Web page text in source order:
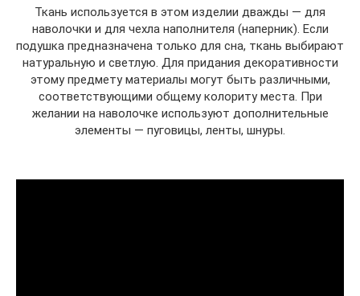
Ткань используется в этом изделии дважды — для
наволочки и для чехла наполнителя (наперник). Если
подушка предназначена только для сна, ткань выбирают
натуральную и светлую. Для придания декоративности
этому предмету материалы могут быть различными,
соответствующими общему колориту места. При
желании на наволочке используют дополнительные
элементы — пуговицы, ленты, шнуры.